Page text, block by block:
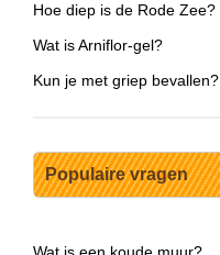
Hoe diep is de Rode Zee?
Wat is Arniflor-gel?
Kun je met griep bevallen?
Populaire vragen